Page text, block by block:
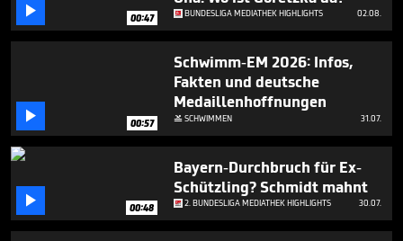
 00:47 BUNDESLIGA MEDIATHEK HIGHLIGHTS 02.08.
 00:57
Schwimm-EM 2026: Infos,
Fakten und deutsche
Medaillenhoffnungen
SCHWIMMEN 31.07.
 00:48
Bayern-Durchbruch für Ex-
Schützling? Schmidt mahnt
2. BUNDESLIGA MEDIATHEK HIGHLIGHTS 30.07.